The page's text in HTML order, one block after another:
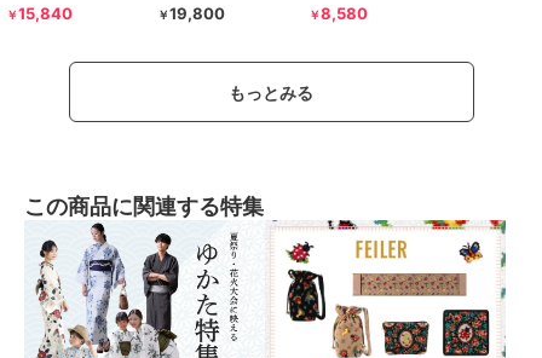
￥15,840 ￥19,800 ￥8,580
もっとみる
この商品に関連する特集